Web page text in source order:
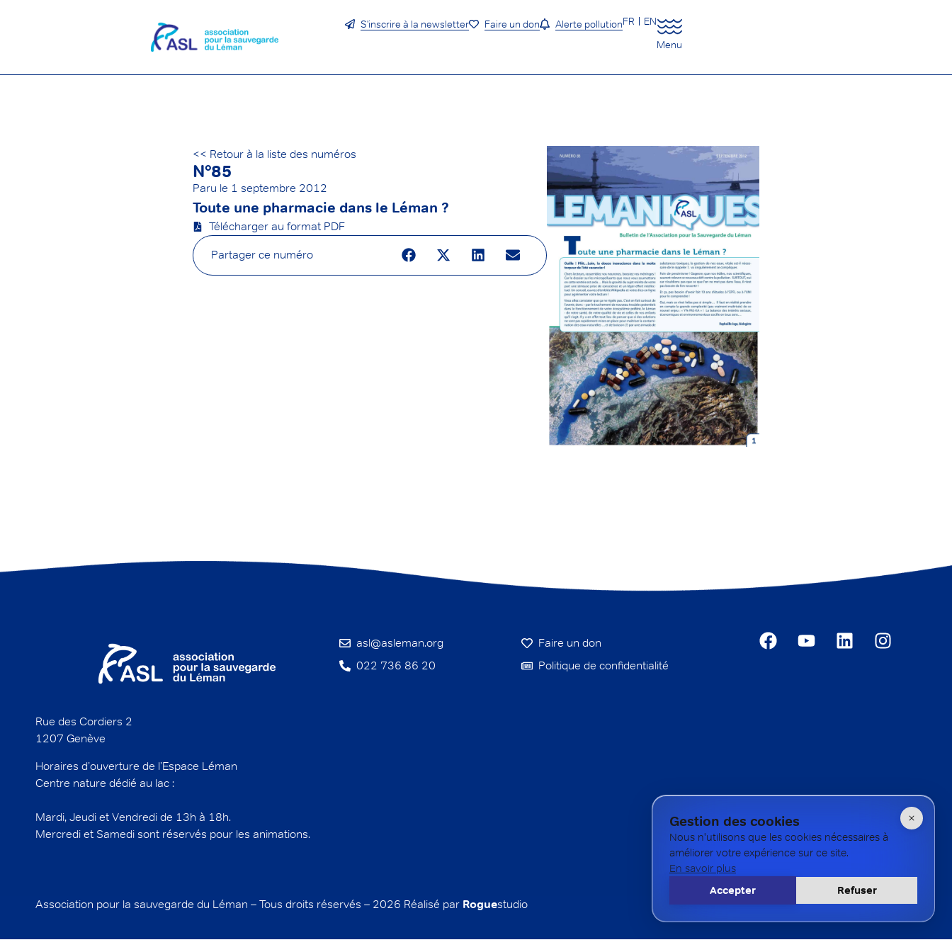
S'inscrire à la newsletter Faire un don Alerte pollutionFR
EN
Menu
<< Retour à la liste des numéros
N°85
Paru le 1 septembre 2012
Toute une pharmacie dans le Léman ?
Télécharger au format PDF
Partager ce numéro
Rue des Cordiers 2
1207 Genève
Horaires d’ouverture de l’Espace Léman
Centre nature dédié au lac :
Mardi, Jeudi et Vendredi de 13h à 18h.
Mercredi et Samedi sont réservés pour les animations.
asl@asleman.org
022 736 86 20
Faire un don
Politique de confidentialité
Association pour la sauvegarde du Léman – Tous droits réservés – 2026 Réalisé par Roguestudio
Gestion des cookies
Nous n'utilisons que les cookies nécessaires à
améliorer votre expérience sur ce site.
En savoir plus
Accepter Refuser